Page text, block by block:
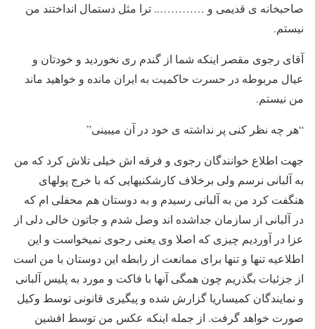
صاحبخانه ی قدیمی و ………….. ترا مثل دستمال انداختند من
نیستم.
آقای رجوی مقصر اینکه شما از گندم ری نخوردید و خودتان و
عیال مربوطه در حسرت حاکمیت به ایران مانده و خواهید ماند
من نیستم.
“هر چه نظر کنی پر نداشته ی خود در آن میبینی”
جهت اطلاع خوانندگان رجوی و فرقه اش خیلی تلاش کرد که من
به آلبانی نرسم ولی برخلاف کارشکنیهایی که با خرج پولهای
هنگفت کرد من به آلبانی رسیدم و به دوستان هم محفلی ام که
در آلبانی از سازمان جداشده اند وصل شدم و جاتون خالی دلی از
عزا در آوردیم چیزی که اصلا وی یعنی رجوی نمیخواست و این
اطلاعیه تنها و تنها برای ممانعت از رابطه این دوستان با من است
از جزئیات بگذریم چون همگی آنها با فاکت و مورد به پلیس آلبانی
و نمایندگان کمیساریا گزارش شده و پیگیری قانونی توسط وکیل
صورت خواهد گرفت. از جمله اینکه عکس من توسط افشین